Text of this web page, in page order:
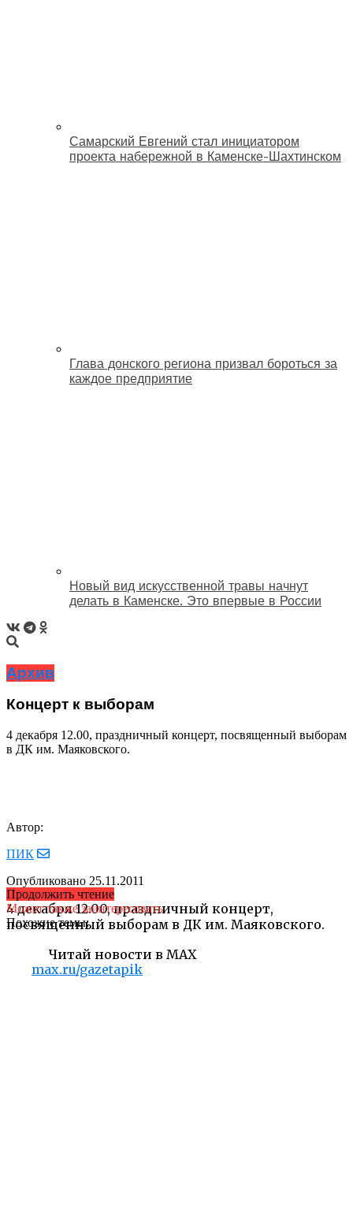
Самарский Евгений стал инициатором
проекта набережной в Каменске-Шахтинском
Глава донского региона призвал бороться за
каждое предприятие
Новый вид искусственной травы начнут
делать в Каменске. Это впервые в России
Архив
Концерт к выборам
4 декабря 12.00, праздничный концерт, посвященный выборам
в ДК им. Маяковского.
Автор:
ПИК
Опубликовано 25.11.2011
4 декабря 12.00, праздничный концерт,
посвященный выборам в ДК им. Маяковского.
Читай новости в MAX
max.ru/gazetapik
Продолжить чтение
Может также заинтересовать
Похожие темы: